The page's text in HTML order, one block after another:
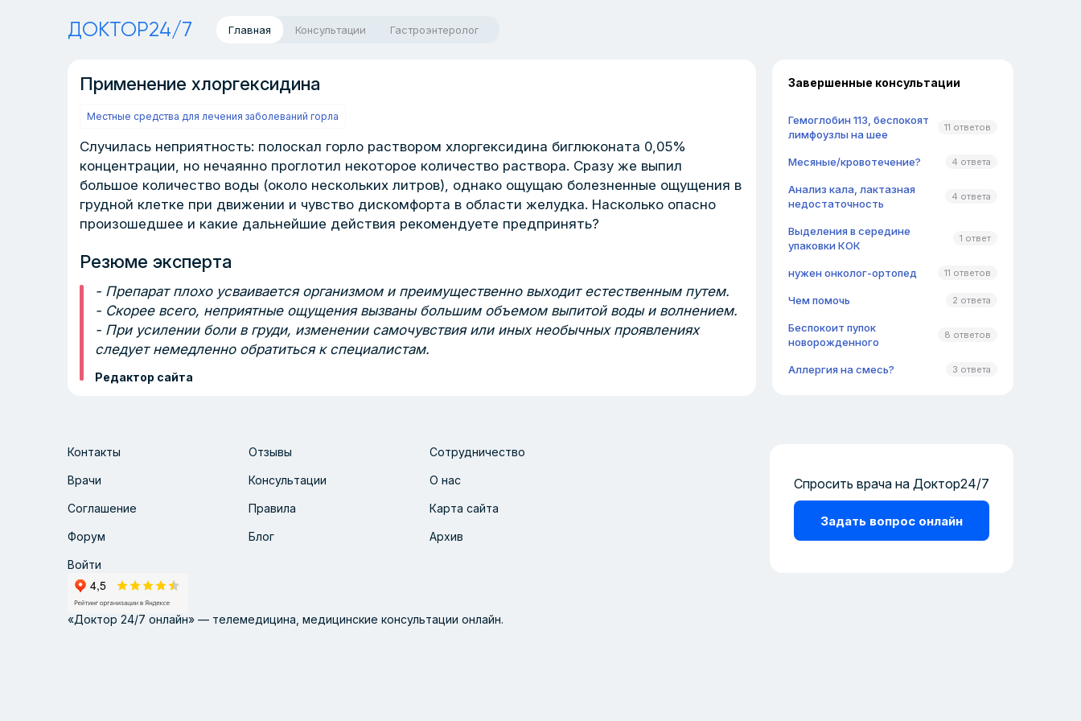
ДОКТОР24/7 Главная Консультации Гастроэнтеролог
Применение хлоргексидина
Местные средства для лечения заболеваний горла
Случилась неприятность: полоскал горло раствором хлоргексидина биглюконата 0,05%
концентрации, но нечаянно проглотил некоторое количество раствора. Сразу же выпил
большое количество воды (около нескольких литров), однако ощущаю болезненные ощущения в
грудной клетке при движении и чувство дискомфорта в области желудка. Насколько опасно
произошедшее и какие дальнейшие действия рекомендуете предпринять?
Резюме эксперта
- Препарат плохо усваивается организмом и преимущественно выходит естественным путем.
- Скорее всего, неприятные ощущения вызваны большим объемом выпитой воды и волнением.
- При усилении боли в груди, изменении самочувствия или иных необычных проявлениях
следует немедленно обратиться к специалистам.
Редактор сайта
Завершенные консультации
Гемоглобин 113, беспокоят
лимфоузлы на шее
11 ответов
Месяные/кровотечение? 4 ответа
Анализ кала, лактазная
недостаточность
4 ответа
Выделения в середине
упаковки КОК
1 ответ
нужен онколог-ортопед 11 ответов
Чем помочь 2 ответа
Беспокоит пупок
новорожденного
8 ответов
Аллергия на смесь? 3 ответа
Контакты Отзывы Сотрудничество
Врачи Консультации О нас
Соглашение Правила Карта сайта
Форум Блог Архив
Войти
Спросить врача на Доктор24/7
Задать вопрос онлайн
«Доктор 24/7 онлайн» — телемедицина, медицинские консультации онлайн.